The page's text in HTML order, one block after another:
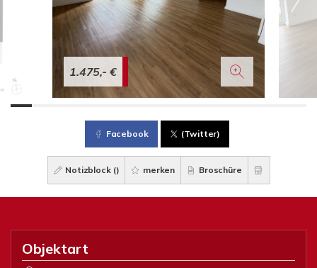
1.475,- €
Facebook (Twitter)
Notizblock () merken Broschüre
Objektart